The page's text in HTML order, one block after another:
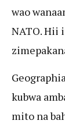
wao
NATO. Hii
kubwa
mito na